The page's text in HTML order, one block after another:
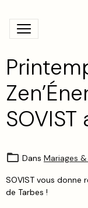
Dans Mariages
SOVIST vous donne
de Tarbes !